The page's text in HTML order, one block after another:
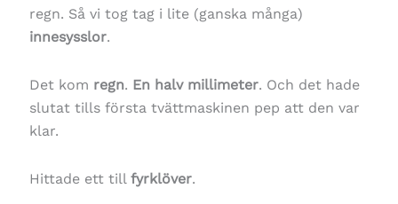
regn. Så vi tog tag i lite (ganska många)
innesysslor.
Det kom regn. En halv millimeter. Och det hade
slutat tills första tvättmaskinen pep att den var
klar.
Hittade ett till fyrklöver.